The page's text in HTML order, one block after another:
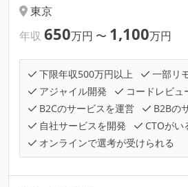
東京
年収 650万円 〜 1,100万円
下限年収500万円以上
一部リ
アジャイル開発
コードレビュ
B2Cのサービスを運営
B2Bの
自社サービスを開発
CTOがい
オンラインで選考が受けられる